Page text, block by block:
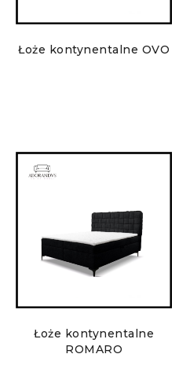
Łoże kontynentalne OVO
Łoże kontynentalne
ROMARO